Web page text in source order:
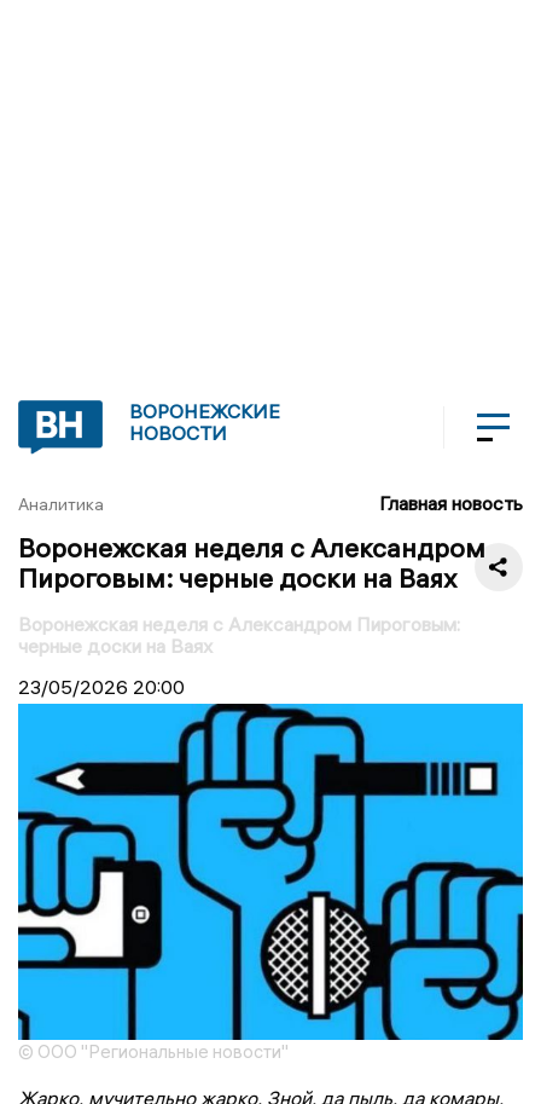
ВОРОНЕЖСКИЕ
НОВОСТИ
Аналитика Главная новость
Воронежская неделя с Александром
Пироговым: черные доски на Ваях
Воронежская неделя с Александром Пироговым:
черные доски на Ваях
23/05/2026 20:00
© ООО "Региональные новости"
Жарко, мучительно жарко. Зной, да пыль, да комары,